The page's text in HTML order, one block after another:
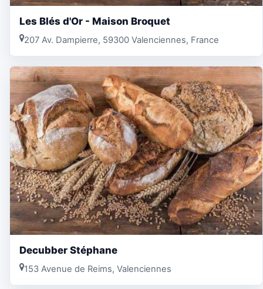
Les Blés d'Or - Maison Broquet
207 Av. Dampierre, 59300 Valenciennes, France
Decubber Stéphane
153 Avenue de Reims, Valenciennes